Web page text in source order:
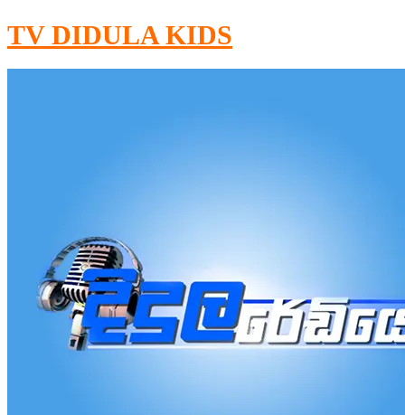
TV DIDULA KIDS